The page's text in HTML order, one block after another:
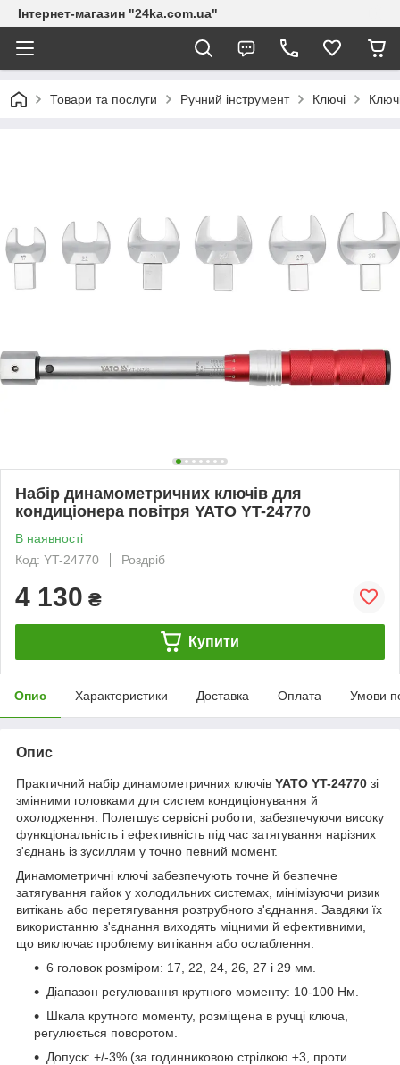
Інтернет-магазин "24ka.com.ua"
Товари та послуги Ручний інструмент Ключі
Набір динамометричних ключів для
кондиціонера повітря YATO YT-24770
В наявності
Код: YT-24770
Роздріб
4 130 ₴
Купити
Опис Характеристики Доставка Оплата Умови
Опис
Практичний набір динамометричних ключів YATO YT-24770 зі
змінними головками для систем кондиціонування й
охолодження. Полегшує сервісні роботи, забезпечуючи високу
функціональність і ефективність під час затягування нарізних
з'єднань із зусиллям у точно певний момент.
Динамометричні ключі забезпечують точне й безпечне
затягування гайок у холодильних системах, мінімізуючи ризик
витікань або перетягування розтрубного з'єднання. Завдяки їх
використанню з'єднання виходять міцними й ефективними,
що виключає проблему витікання або ослаблення.
6 головок розміром: 17, 22, 24, 26, 27 і 29 мм.
Діапазон регулювання крутного моменту: 10-100 Нм.
Шкала крутного моменту, розміщена в ручці ключа,
регулюється поворотом.
Допуск: +/-3% (за годинниковою стрілкою ±3, проти